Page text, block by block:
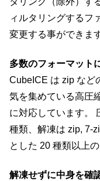
ィルタリングするフ
変更する事ができま
多数のフォーマット
CubeICE は zip など
気を集めている高圧
に対応しています。
種類、解凍は zip, 7-
とした 20 種類以上
解凍せずに中身を確